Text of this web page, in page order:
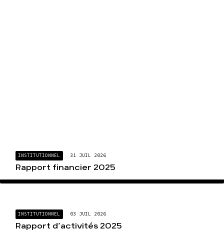
INSTITUTIONNEL 31 JUIL 2026
Rapport financier 2025
INSTITUTIONNEL 03 JUIL 2026
Rapport d’activités 2025